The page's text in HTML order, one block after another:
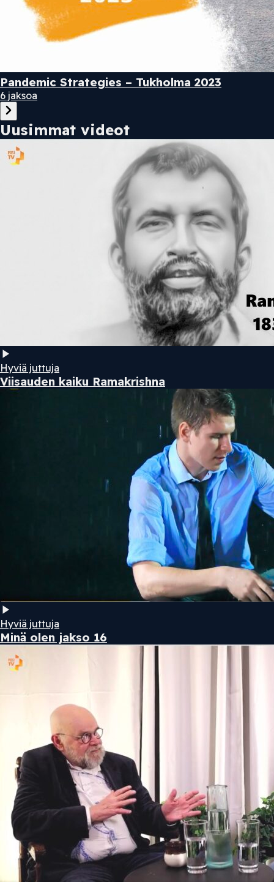
Pandemic Strategies – Tukholma 2023
6 jaksoa
Uusimmat videot
Hyviä juttuja
Viisauden kaiku Ramakrishna
Hyviä juttuja
Minä olen jakso 16